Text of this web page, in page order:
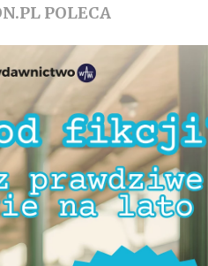
POLECA